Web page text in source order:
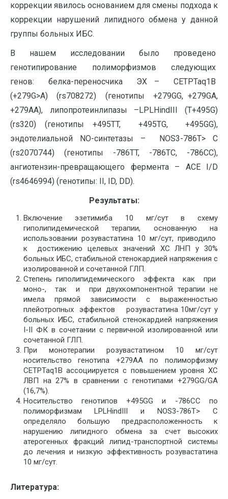
коррекции явилось основанием для смены подхода к
коррекции нарушений липидного обмена у данной
группы больных ИБС.
В нашем исследовании было проведено
генотипирование полиморфизмов следующих
генов: белка-переносчика ЭХ – CETPTaq1B
(+279G>A) (rs708272) (генотипы +279GG, +279GA,
+279AA), липопротеинлипазы –LPLHindIII (T+495G)
(rs320) (генотипы +495TT, +495TG, +495GG),
эндотелиальной NO-синтетазы – NOS3-786T> C
(rs2070744) (генотипы -786TT, -786TC, -786CC),
ангиотензин-превращающего фермента – ACE I/D
(rs4646994) (генотипы: II, ID, DD).
Результаты:
Включение эзетимиба 10 мг/сут в схему
гиполипидемической терапии, основанную на
использовании розувастатина 10 мг/сут, приводило
к достижению целевых значений ХС ЛНП у 30%
больных ИБС, стабильной стенокардией напряжения с
изолированной и сочетанной ГЛП.
Степень гиполипидемического эффекта как при
моно-, так и при двухкомпонентной терапии не
имела прямой зависимости с выраженностью
плейотропных эффектов розувастатина 10мг/сут у
больных ИБС, стабильной стенокардией напряжения
I-II ФК в сочетании с первичной изолированной или
сочетанной ГЛП.
При монотерапии розувастатином 10 мг/сут
носительство генотипа +279AA по полиморфизму
CETPTaq1B ассоциируется с повышением уровня ХС
ЛВП на 27% в сравнении с генотипами +279GG/GA
(16,7%).
Носительство генотипов +495GG и -786CC по
полиморфизмам LPLHindIII и NOS3-786T> C
определяло большую предрасположенность к
нарушению липидного обмена за счет высоких
атерогенных фракций липид-транспортной системы
до лечения и низкую эффективность розувастатина
10 мг/сут.
Литература: